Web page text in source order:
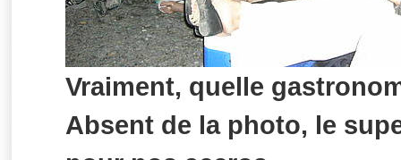
Vraiment, quelle
Absent de la photo, le